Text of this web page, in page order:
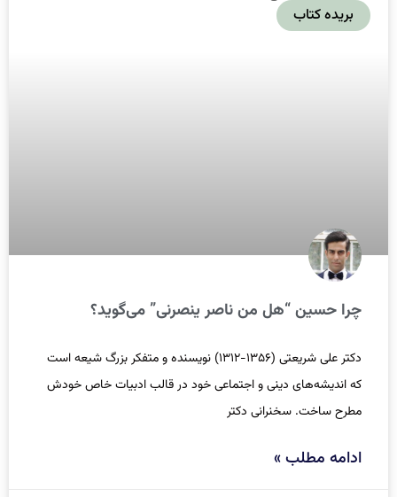
بریده کتاب
چرا حسین “هل من ناصر ینصرنی” می‌گوید؟
دکتر علی شریعتی (۱۳۵۶-۱۳۱۲) نویسنده و متفکر بزرگ شیعه است
که اندیشه‌‌های دینی و اجتماعی خود در قالب ادبیات خاص خودش
مطرح ساخت. سخنرانی دکتر
ادامه مطلب »